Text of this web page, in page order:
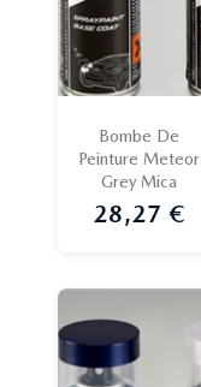
Bombe De
Peinture Meteor
Grey Mica
Prix
28,27 €